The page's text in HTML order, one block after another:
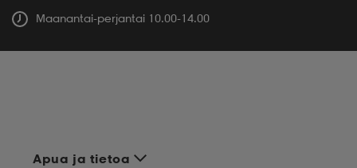
Maanantai-perjantai 10.00-14.00
Apua ja tietoa